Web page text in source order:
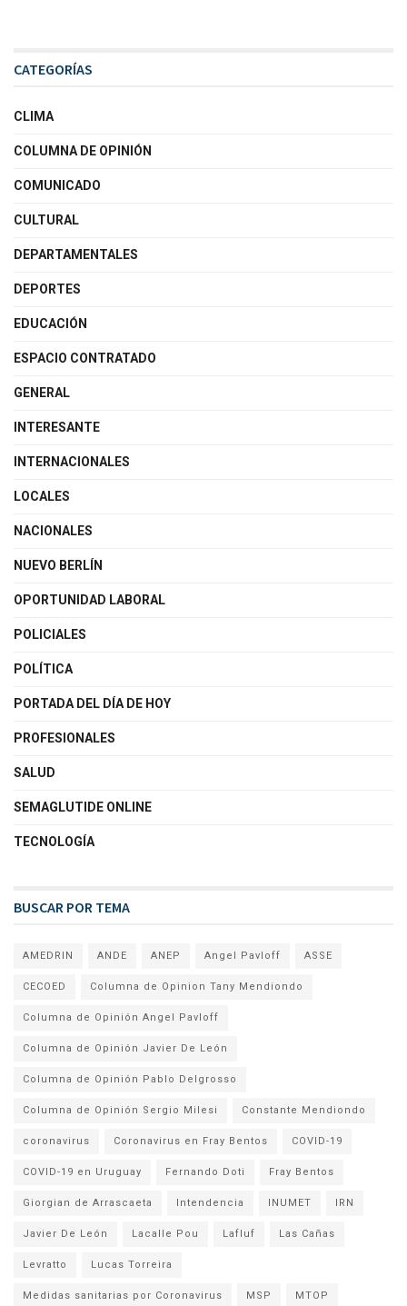
CATEGORÍAS
CLIMA
COLUMNA DE OPINIÓN
COMUNICADO
CULTURAL
DEPARTAMENTALES
DEPORTES
EDUCACIÓN
ESPACIO CONTRATADO
GENERAL
INTERESANTE
INTERNACIONALES
LOCALES
NACIONALES
NUEVO BERLÍN
OPORTUNIDAD LABORAL
POLICIALES
POLÍTICA
PORTADA DEL DÍA DE HOY
PROFESIONALES
SALUD
SEMAGLUTIDE ONLINE
TECNOLOGÍA
BUSCAR POR TEMA
AMEDRIN ANDE ANEP Angel Pavloff ASSE
CECOED Columna de Opinion Tany Mendiondo
Columna de Opinión Angel Pavloff
Columna de Opinión Javier De León
Columna de Opinión Pablo Delgrosso
Columna de Opinión Sergio Milesi Constante Mendiondo
coronavirus Coronavirus en Fray Bentos COVID-19
COVID-19 en Uruguay Fernando Doti Fray Bentos
Giorgian de Arrascaeta Intendencia INUMET IRN
Javier De León Lacalle Pou Lafluf Las Cañas
Levratto Lucas Torreira
Medidas sanitarias por Coronavirus MSP MTOP